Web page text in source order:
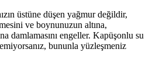
üstüne düşen yağmur değildir,
ve boynunuzun altına,
damlamasını engeller. Kapüşonlu su
bununla yüzleşmeniz